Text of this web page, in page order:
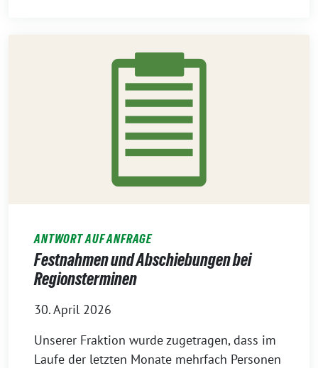
ANTWORT AUF ANFRAGE
Festnahmen und Abschiebungen bei
Regionsterminen
30. April 2026
Unserer Fraktion wurde zugetragen, dass im
Laufe der letzten Monate mehrfach Personen